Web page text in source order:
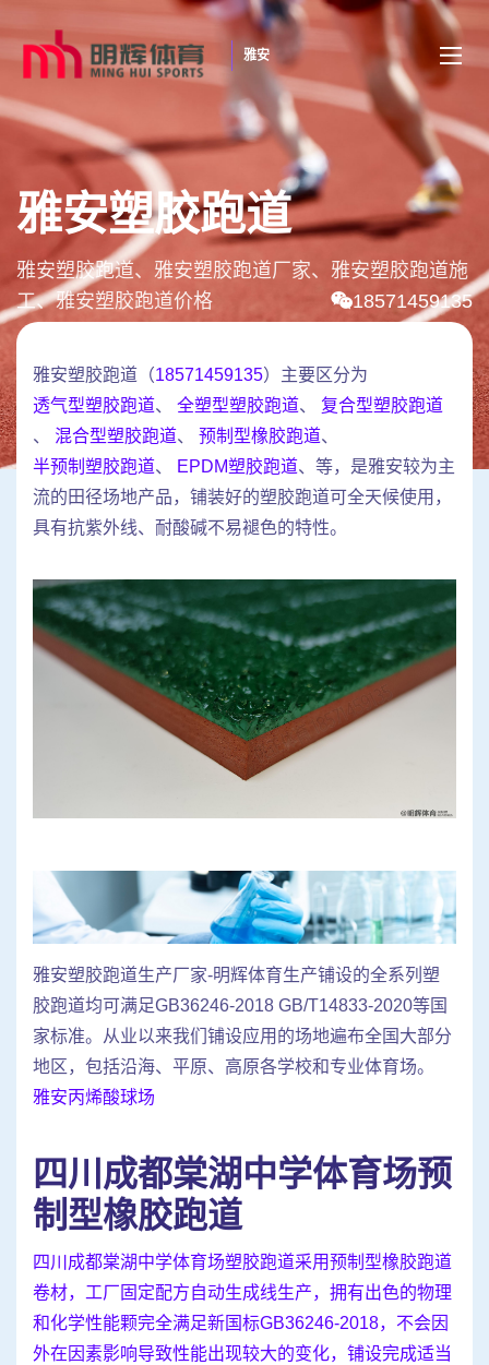
雅安
雅安塑胶跑道
雅安塑胶跑道、雅安塑胶跑道厂家、雅安塑胶跑道施
工、雅安塑胶跑道价格
18571459135
雅安塑胶跑道（18571459135）主要区分为
透气型塑胶跑道、 全塑型塑胶跑道、 复合型塑胶跑道
、 混合型塑胶跑道、 预制型橡胶跑道、
半预制塑胶跑道、 EPDM塑胶跑道、等，是雅安较为主
流的田径场地产品，铺装好的塑胶跑道可全天候使用，
具有抗紫外线、耐酸碱不易褪色的特性。
雅安塑胶跑道生产厂家-明辉体育生产铺设的全系列塑
胶跑道均可满足GB36246-2018 GB/T14833-2020等国
家标准。从业以来我们铺设应用的场地遍布全国大部分
地区，包括沿海、平原、高原各学校和专业体育场。
雅安丙烯酸球场
四川成都棠湖中学体育场预
制型橡胶跑道
四川成都棠湖中学体育场塑胶跑道采用预制型橡胶跑道
卷材，工厂固定配方自动生成线生产，拥有出色的物理
和化学性能颗完全满足新国标GB36246-2018，不会因
外在因素影响导致性能出现较大的变化，铺设完成适当